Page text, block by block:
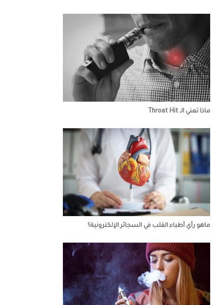
ماذا تعني الـ Throat Hit
ماهو رأي أطباء القلب في السجائر الإلكترونية؟